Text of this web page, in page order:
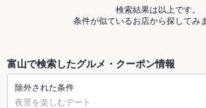
検索結果は以上です。
条件が似ているお店から探してみ
富山で検索したグルメ・クーポン情報
除外された条件
夜景を楽しむデート